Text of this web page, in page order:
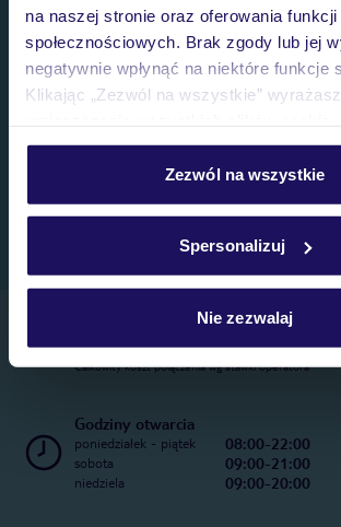
na naszej stronie oraz oferowania
społecznościowych. Brak zgody lub jej
negatywnie wpłynąć na niektóre funkcje
Klikając „Zezwól na wszystkie”
personalizować swój wybór wchodząc w
Szczegółowe informacje o plikach
Zezwól na wszystkie
Spersonalizuj
Nie zezwalaj
Telefoniczne Centrum Rezerwacji
22 270 31 20
Całkowity koszt połączenia wg stawki operatora
Godziny otwarcia
poniedziałek - piątek 08:00-22:00
sobota 09:00-21:00
niedziela 09:00-20:00